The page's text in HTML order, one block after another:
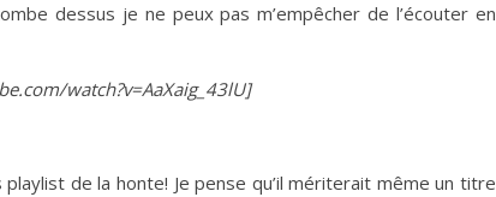
dessus je ne peux pas m’empêcher de l’écouter en
watch?v=AaXaig_43lU]
de la honte! Je pense qu’il mériterait même un titre